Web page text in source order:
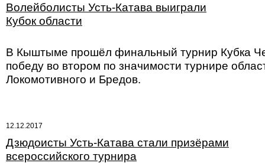
Волейболисты Усть-Катава выиграли
Кубок области
В Кыштыме прошёл финальный турнир Кубка
победу во втором по значимости турнире
Локомотивного и Бредов.
12.12.2017
Дзюдоисты Усть-Катава стали призёрами
всероссийского турнира